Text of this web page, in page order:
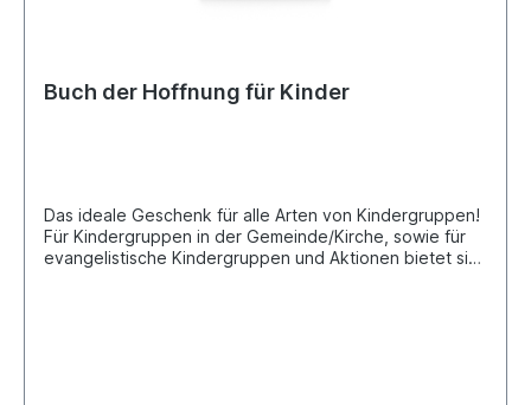
Buch der Hoffnung für Kinder
Das ideale Geschenk für alle Arten von Kindergruppen!
Für Kindergruppen in der Gemeinde/Kirche, sowie für
evangelistische Kindergruppen und Aktionen bietet sich